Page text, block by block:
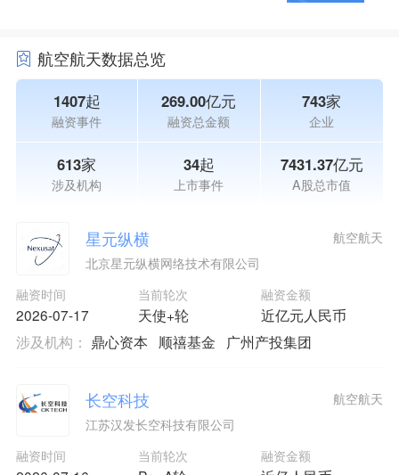
航空航天数据总览
1407起
融资事件
269.00亿元
融资总金额
743家
企业
613家
涉及机构
34起
上市事件
7431.37亿元
A股总市值
星元纵横
北京星元纵横网络技术有限公司
融资时间
2026-07-17
当前轮次
天使+轮
融资金额
近亿元人民币
航空航天
涉及机构： 鼎心资本 顺禧基金 广州产投集团
长空科技
江苏汉发长空科技有限公司
融资时间
当前轮次 融资金额
航空航天